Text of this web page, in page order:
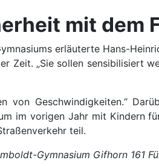
mit dem
erläuterte Hans-
„Sie sollen sensibilisiert
von Geschwindigkeiten.“
im vorigen Jahr mit Kindern
teil.
Gymnasium Gifhorn 161